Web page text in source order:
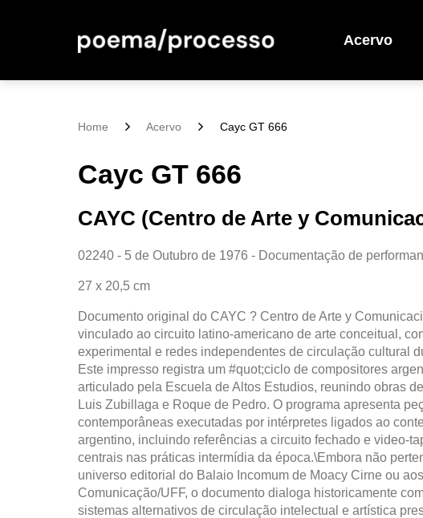
Acervo
Home Acervo Cayc GT 666
Cayc GT 666
CAYC (Centro de Arte y
02240 - 5 de Outubro de 1976 - Documentação de
27 x 20,5 cm
Documento original do CAYC ? Centro de Arte y
vinculado ao circuito latino-americano de arte conceitual,
experimental e redes independentes de circulação cultural
Este impresso registra um #quot;ciclo de compositores
articulado pela Escuela de Altos Estudios, reunindo obras
Luis Zubillaga e Roque de Pedro. O programa apresenta
contemporâneas executadas por intérpretes ligados ao
argentino, incluindo referências a circuito fechado e video-
centrais nas práticas intermídia da época.\Embora não
universo editorial do Balaio Incomum de Moacy Cirne ou
Comunicação/UFF, o documento dialoga historicamente
sistemas alternativos de circulação intelectual e artística